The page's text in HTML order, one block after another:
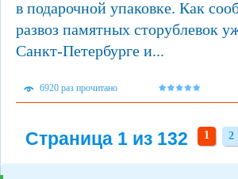
в подарочной упаковке. Как
развоз памятных сторублевок
Санкт-Петербурге и...
6920 раз прочитано
Страница 1 из 132 1 2
2